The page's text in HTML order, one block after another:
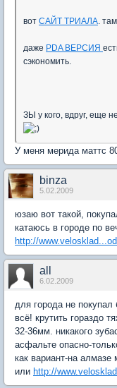
вот САЙТ ТРИАЛА .
даже PDA ВЕРСИЯ
сэкономить.
ЗЫ у кого, вдруг, еще
У меня мерида маттс
binza
5.02.2009
юзаю вот такой,
катаюсь в городе по
http://
all
6.02.2009
для города не
всё! крутить гораздо
32-36мм. никакого
асфальте опасно-
как вариант-на
или http://